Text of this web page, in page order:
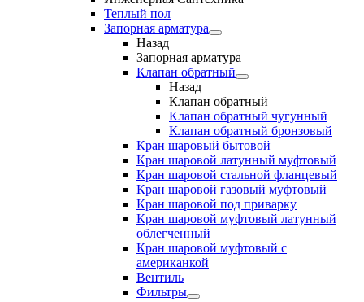
Теплый пол
Запорная арматура
Назад
Запорная арматура
Клапан обратный
Назад
Клапан обратный
Клапан обратный чугунный
Клапан обратный бронзовый
Кран шаровый бытовой
Кран шаровой латунный муфтовый
Кран шаровой стальной фланцевый
Кран шаровой газовый муфтовый
Кран шаровой под приварку
Кран шаровой муфтовый латунный
облегченный
Кран шаровой муфтовый с
американкой
Вентиль
Фильтры